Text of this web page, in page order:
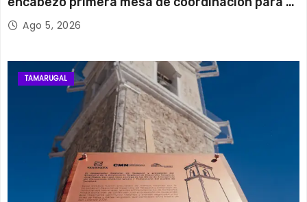
retiro de cables en desuso en Iquique
Ago 5, 2026
TAMARUGAL